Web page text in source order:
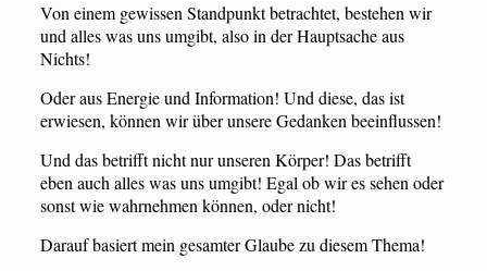
Von einem gewissen Standpunkt betrachtet, bestehen wir
und alles was uns umgibt, also in der Hauptsache aus
Nichts!
Oder aus Energie und Information! Und diese, das ist
erwiesen, können wir über unsere Gedanken beeinflussen!
Und das betrifft nicht nur unseren Körper! Das betrifft
eben auch alles was uns umgibt! Egal ob wir es sehen oder
sonst wie wahrnehmen können, oder nicht!
Darauf basiert mein gesamter Glaube zu diesem Thema!